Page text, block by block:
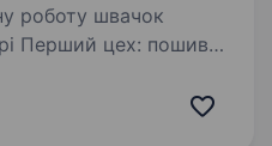
роботу швачок
Перший цех: пошив